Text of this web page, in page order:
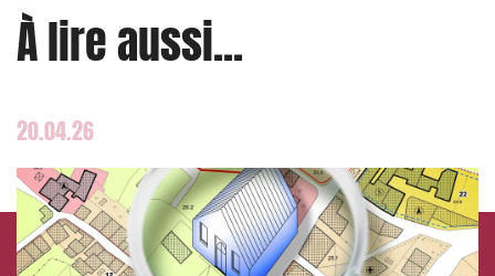
À lire aussi...
20.04.26